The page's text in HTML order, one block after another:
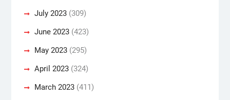
July 2023(309)
June 2023(423)
May 2023(295)
April 2023(324)
March 2023(411)